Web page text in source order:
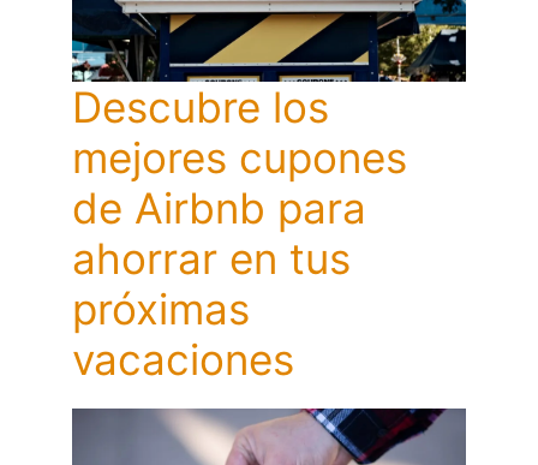
Descubre los
mejores cupones
de Airbnb para
ahorrar en tus
próximas
vacaciones